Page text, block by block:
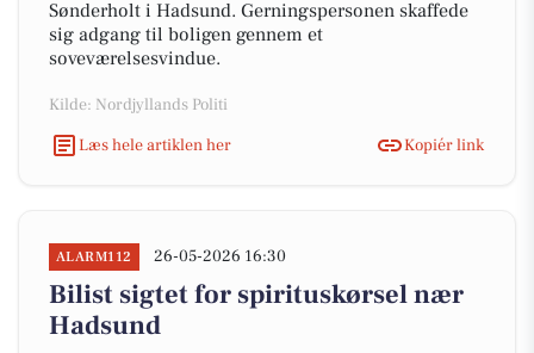
Sønderholt i Hadsund. Gerningspersonen skaffede
sig adgang til boligen gennem et
soveværelsesvindue.
Kilde: Nordjyllands Politi
Læs hele artiklen her
Kopiér link
ALARM112 26-05-2026 16:30
Bilist sigtet for spirituskørsel nær
Hadsund